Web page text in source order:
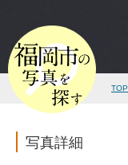
TOP
写真詳細